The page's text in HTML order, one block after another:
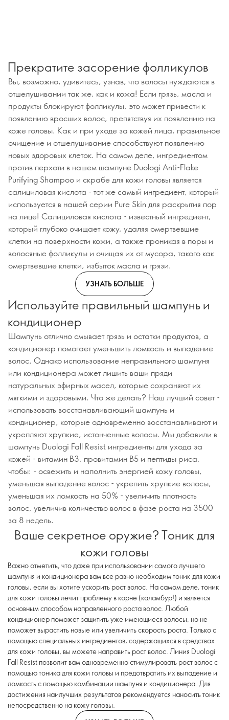
Прекратите засорение фолликулов
Вы, возможно, удивитесь, узнав, что волосы нуждаются в
отшелушивании так же, как и кожа! Если грязь, масла и
продукты блокируют фолликулы, это может привести к
появлению вросших волос, препятствуя их появлению на
коже головы. Как и при уходе за кожей лица, правильное
очищение и отшелушивание способствуют появлению
новых здоровых клеток. На самом деле, ингредиентом
против перхоти в нашем шампуне Duologi Anti-Flake
Purifying Shampoo и скрабе для кожи головы является
салициловая кислота - тот же самый ингредиент, который
используется в нашей серии Pure Skin для раскрытия пор
на лице! Салициловая кислота - известный ингредиент,
который глубоко очищает кожу, удаляя омертвевшие
клетки на поверхности кожи, а также проникая в поры и
волосяные фолликулы и очищая их от мусора, такого как
омертвевшие клетки, избыток масла и грязи.
УЗНАТЬ БОЛЬШЕ
Используйте правильный шампунь и
кондиционер
Шампунь отлично смывает грязь и остатки продуктов, а
кондиционер помогает уменьшить ломкость и выпадение
волос. Однако использование неправильного шампуня
или кондиционера может лишить ваши пряди
натуральных эфирных масел, которые сохраняют их
мягкими и здоровыми. Что же делать? Наш лучший совет -
использовать восстанавливающий шампунь и
кондиционер, которые одновременно восстанавливают и
укрепляют хрупкие, истонченные волосы. Мы добавили в
шампунь Duologi Fall Resist ингредиенты для ухода за
кожей - витамин B3, провитамин B5 и пептиды риса,
чтобы: - освежить и наполнить энергией кожу головы,
уменьшая выпадение волос - укрепить хрупкие волосы,
уменьшая их ломкость на 50% - увеличить плотность
волос, увеличив количество волос в фазе роста на 3500
за 8 недель.
Ваше секретное оружие? Тоник для
кожи головы
Важно отметить, что даже при использовании самого лучшего
шампуня и кондиционера вам все равно необходим тоник для кожи
головы, если вы хотите ускорить рост волос. На самом деле, тоник
для кожи головы лечит проблему в корне (каламбур!) и является
основным способом направленного роста волос. Любой
кондиционер поможет защитить уже имеющиеся волосы, но не
поможет вырастить новые или увеличить скорость роста. Только с
помощью специальных ингредиентов, содержащихся в средствах
для кожи головы, вы можете направить рост волос. Линия Duologi
Fall Resist позволит вам одновременно стимулировать рост волос с
помощью тоника для кожи головы и предотвратить их выпадение и
ломкость с помощью комбинации шампуня и кондиционера. Для
достижения наилучших результатов рекомендуется наносить тоник
непосредственно на кожу головы.